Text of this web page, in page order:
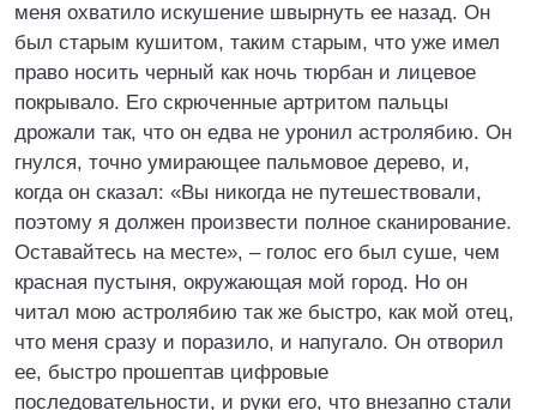
меня охватило искушение швырнуть ее назад. Он
был старым кушитом, таким старым, что уже имел
право носить черный как ночь тюрбан и лицевое
покрывало. Его скрюченные артритом пальцы
дрожали так, что он едва не уронил астролябию. Он
гнулся, точно умирающее пальмовое дерево, и,
когда он сказал: «Вы никогда не путешествовали,
поэтому я должен произвести полное сканирование.
Оставайтесь на месте», – голос его был суше, чем
красная пустыня, окружающая мой город. Но он
читал мою астролябию так же быстро, как мой отец,
что меня сразу и поразило, и напугало. Он отворил
ее, быстро прошептав цифровые
последовательности, и руки его, что внезапно стали